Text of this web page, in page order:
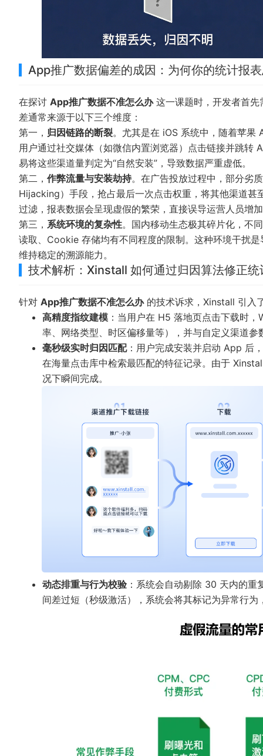
App推广数据偏差的成因：为何你的统计报
在探讨 App推广数据不准怎么办这一课题时，开发者首先
差通常来源于以下三个维度：
第一， 归因链路的断裂。尤其是在 iOS 系统中，随着苹果
用户通过社交媒体（如微信内置浏览器）点击链接并跳转
易将这些渠道量判定为“自然安装”，导致数据严重虚低。
第二， 作弊流量与安装劫持。在广告投放过程中，部分劣
Hijacking）手段，抢占最后一次点击权重，将其他渠道甚
过滤，报表数据会呈现虚假的繁荣，直接误导运营人员增
第三， 系统环境的复杂性。国内移动生态极其碎片化，不
读取、Cookie 存储均有不同程度的限制。这种环境干扰是
维持稳定的溯源能力。
技术解析：Xinstall 如何通过归因算法修正统
针对 App推广数据不准怎么办的技术诉求， Xinstall 引入
高精度指纹建模 ：当用户在 H5 落地页点击下载时
率、网络类型、时区偏移量等），并与自定义渠道
毫秒级实时归因匹配：用户完成安装并启动 App 后
在海量点击库中检索最匹配的特征记录。由于
况下瞬间完成。
动态排重与行为校验 ：系统会自动剔除 30 天内的
间差过短（秒级激活），系统会将其标记为异常行为